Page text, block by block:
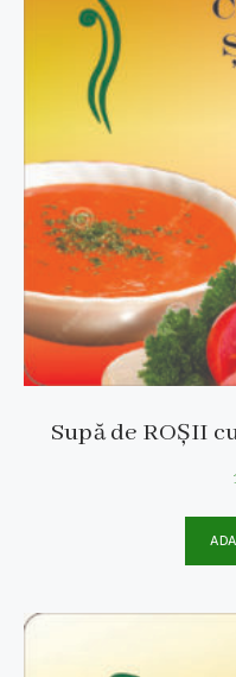
Supă de ROȘII